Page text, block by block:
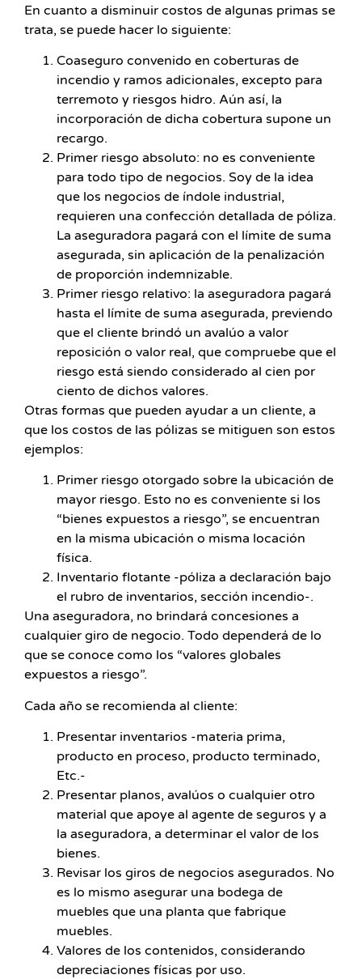
En cuanto a disminuir costos de algunas primas se
trata, se puede hacer lo siguiente:
Coaseguro convenido en coberturas de
incendio y ramos adicionales, excepto para
terremoto y riesgos hidro. Aún así, la
incorporación de dicha cobertura supone un
recargo.
Primer riesgo absoluto: no es conveniente
para todo tipo de negocios. Soy de la idea
que los negocios de índole industrial,
requieren una confección detallada de póliza.
La aseguradora pagará con el límite de suma
asegurada, sin aplicación de la penalización
de proporción indemnizable.
Primer riesgo relativo: la aseguradora pagará
hasta el límite de suma asegurada, previendo
que el cliente brindó un avalúo a valor
reposición o valor real, que compruebe que el
riesgo está siendo considerado al cien por
ciento de dichos valores.
Otras formas que pueden ayudar a un cliente, a
que los costos de las pólizas se mitiguen son estos
ejemplos:
Primer riesgo otorgado sobre la ubicación de
mayor riesgo. Esto no es conveniente si los
“bienes expuestos a riesgo”, se encuentran
en la misma ubicación o misma locación
física.
Inventario flotante -póliza a declaración bajo
el rubro de inventarios, sección incendio-.
Una aseguradora, no brindará concesiones a
cualquier giro de negocio. Todo dependerá de lo
que se conoce como los “valores globales
expuestos a riesgo”.
Cada año se recomienda al cliente:
Presentar inventarios -materia prima,
producto en proceso, producto terminado,
Etc.-
Presentar planos, avalúos o cualquier otro
material que apoye al agente de seguros y a
la aseguradora, a determinar el valor de los
bienes.
Revisar los giros de negocios asegurados. No
es lo mismo asegurar una bodega de
muebles que una planta que fabrique
muebles.
Valores de los contenidos, considerando
depreciaciones físicas por uso.